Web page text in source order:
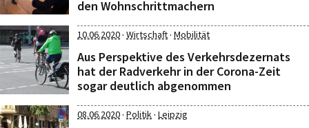
den Wohnschrittmachern
10.06.2020· Wirtschaft· Mobilität
Aus Perspektive des Verkehrsdezernats
hat der Radverkehr in der Corona-Zeit
sogar deutlich abgenommen
08.06.2020· Politik· Leipzig